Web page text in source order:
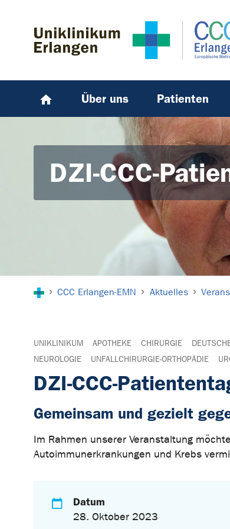
Über uns Patienten
DZI-CCC-
CCC Erlangen-EMN Aktuelles
UNIKLINIKUM APOTHEKE CHIRURGIE
NEUROLOGIE
UNFALLCHIRURGIE-ORTHOPÄDIE
DZI-CCC-
Gemeinsam und gezielt
Im Rahmen unserer Veranstaltung
Autoimmunerkrankungen und Krebs
Datum
28. Oktober 2023